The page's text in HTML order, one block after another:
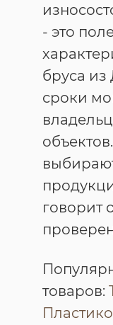
- это
бруса из
сроки
говорит
товаров: